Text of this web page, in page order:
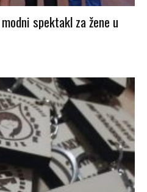
spektakl za žene u